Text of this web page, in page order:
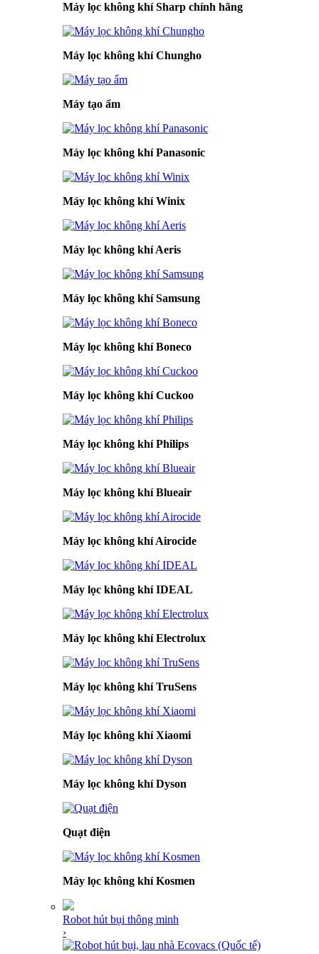
Máy lọc không khí Sharp chính hãng
Máy lọc không khí Chungho
Máy tạo ẩm
Máy lọc không khí Panasonic
Máy lọc không khí Winix
Máy lọc không khí Aeris
Máy lọc không khí Samsung
Máy lọc không khí Boneco
Máy lọc không khí Cuckoo
Máy lọc không khí Philips
Máy lọc không khí Blueair
Máy lọc không khí Airocide
Máy lọc không khí IDEAL
Máy lọc không khí Electrolux
Máy lọc không khí TruSens
Máy lọc không khí Xiaomi
Máy lọc không khí Dyson
Quạt điện
Máy lọc không khí Kosmen
Robot hút bụi thông minh
›